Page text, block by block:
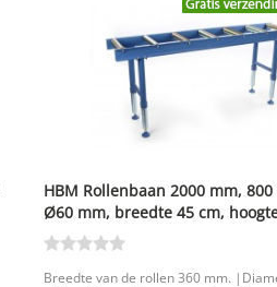
HBM Rollenbaan 2000 mm,
Ø60 mm, breedte 45 cm,
Breedte van de rollen 360 mm.